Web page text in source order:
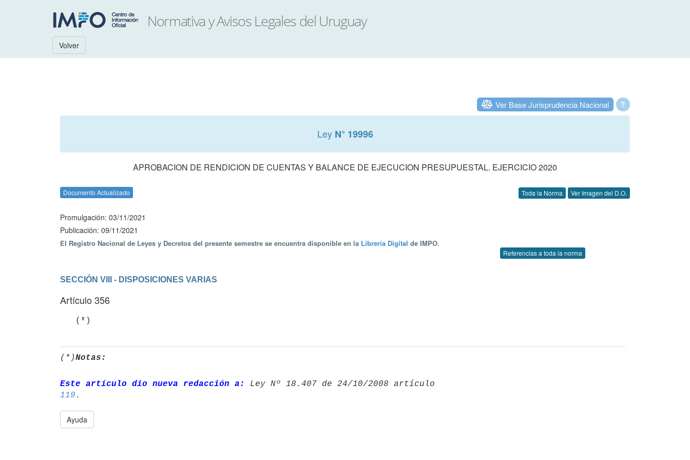
Volver
?
Ver Base Jurisprudencia Nacional
Ley N° 19996
APROBACION DE RENDICION DE CUENTAS Y BALANCE DE EJECUCION PRESUPUESTAL. EJERCICIO 2020
Documento Actualizado Toda la Norma Ver Imagen del D.O.
Promulgación: 03/11/2021
Publicación: 09/11/2021
El Registro Nacional de Leyes y Decretos del presente semestre se encuentra disponible en la Librería Digital de IMPO.
Referencias a toda la norma
SECCIÓN VIII - DISPOSICIONES VARIAS
Artículo 356
   (*)
(*)Notas:
Este artículo dio nueva redacción a:
119
Ayuda